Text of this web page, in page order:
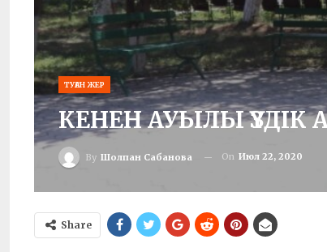
ТУҒАН ЖЕР
КЕНЕН АУЫЛЫ ҮЗДІК
By Шолпан Сабанова On Июл 22, 2020
Share